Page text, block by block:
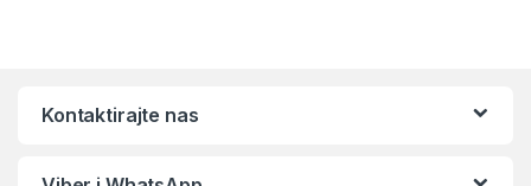
Kontaktirajte nas